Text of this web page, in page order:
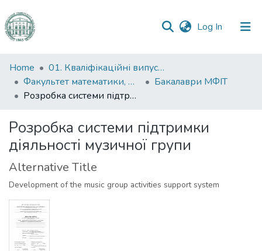
Log In (current)
Communities
&
Collections
Statistics
Home
01. Кваліфікаційні випускні роботи здобувачів вищої освіти
Факультет математики, фізики та інформаційних технологій
Бакалаври МФІТ
Розробка системи підтримки діяльності музичної групи
Розробка системи підтримки
діяльності музичної групи
Alternative Title
Development of the music group activities support system